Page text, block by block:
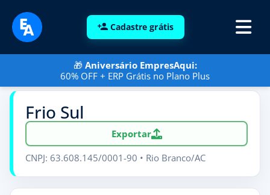
Cadastre grátis
🎁 Aniversário EmpresAqui:
60% OFF + ERP Grátis no Plano Plus
Frio Sul
Exportar
CNPJ: 63.608.145/0001-90 • Rio Branco/AC